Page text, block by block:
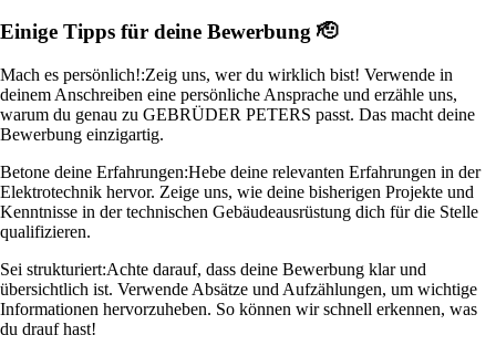
Einige Tipps für deine Bewerbung 🫡
Mach es persönlich!:Zeig uns, wer du wirklich bist! Verwende in
deinem Anschreiben eine persönliche Ansprache und erzähle uns,
warum du genau zu GEBRÜDER PETERS passt. Das macht deine
Bewerbung einzigartig.
Betone deine Erfahrungen:Hebe deine relevanten Erfahrungen in der
Elektrotechnik hervor. Zeige uns, wie deine bisherigen Projekte und
Kenntnisse in der technischen Gebäudeausrüstung dich für die Stelle
qualifizieren.
Sei strukturiert:Achte darauf, dass deine Bewerbung klar und
übersichtlich ist. Verwende Absätze und Aufzählungen, um wichtige
Informationen hervorzuheben. So können wir schnell erkennen, was
du drauf hast!